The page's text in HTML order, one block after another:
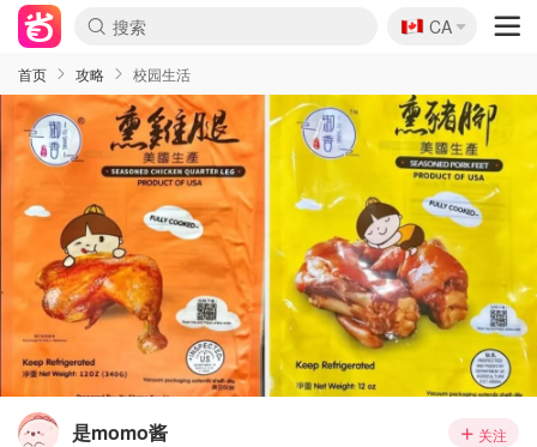
🇨🇦
CA
首页 攻略 校园生活
是momo酱 关注